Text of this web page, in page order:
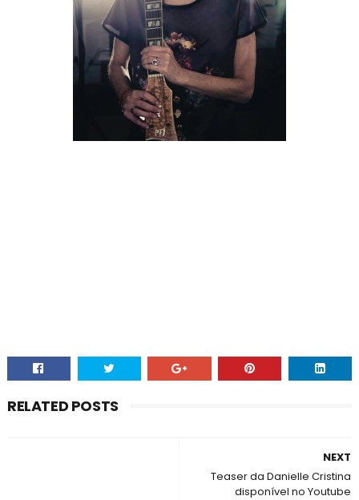
RELATED POSTS
NEXT
Teaser da Danielle Cristina
disponível no Youtube